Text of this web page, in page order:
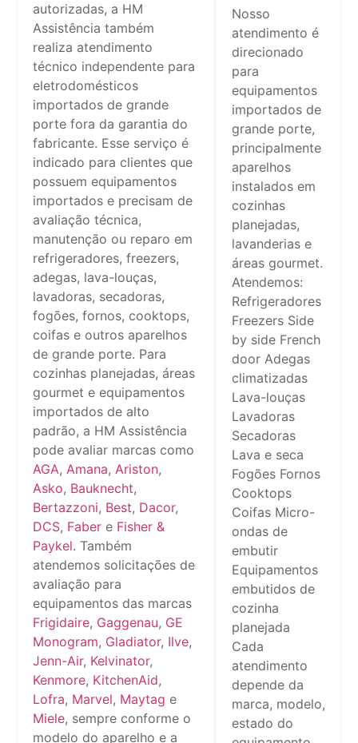
autorizadas, a HM
Assistência também
realiza atendimento
técnico independente para
eletrodomésticos
importados de grande
porte fora da garantia do
fabricante. Esse serviço é
indicado para clientes que
possuem equipamentos
importados e precisam de
avaliação técnica,
manutenção ou reparo em
refrigeradores, freezers,
adegas, lava-louças,
lavadoras, secadoras,
fogões, fornos, cooktops,
coifas e outros aparelhos
de grande porte. Para
cozinhas planejadas, áreas
gourmet e equipamentos
importados de alto
padrão, a HM Assistência
pode avaliar marcas como
AGA, Amana, Ariston,
Asko, Bauknecht,
Bertazzoni, Best, Dacor,
DCS, Faber e Fisher &
Paykel. Também
atendemos solicitações de
avaliação para
equipamentos das marcas
Frigidaire, Gaggenau, GE
Monogram, Gladiator, Ilve,
Jenn-Air, Kelvinator,
Kenmore, KitchenAid,
Lofra, Marvel, Maytag e
Miele, sempre conforme o
modelo do aparelho e a
Nosso
atendimento é
direcionado
para
equipamentos
importados de
grande porte,
principalmente
aparelhos
instalados em
cozinhas
planejadas,
lavanderias e
áreas gourmet.
Atendemos:
Refrigeradores
Freezers Side
by side French
door Adegas
climatizadas
Lava-louças
Lavadoras
Secadoras
Lava e seca
Fogões Fornos
Cooktops
Coifas Micro-
ondas de
embutir
Equipamentos
embutidos de
cozinha
planejada
Cada
atendimento
depende da
marca, modelo,
estado do